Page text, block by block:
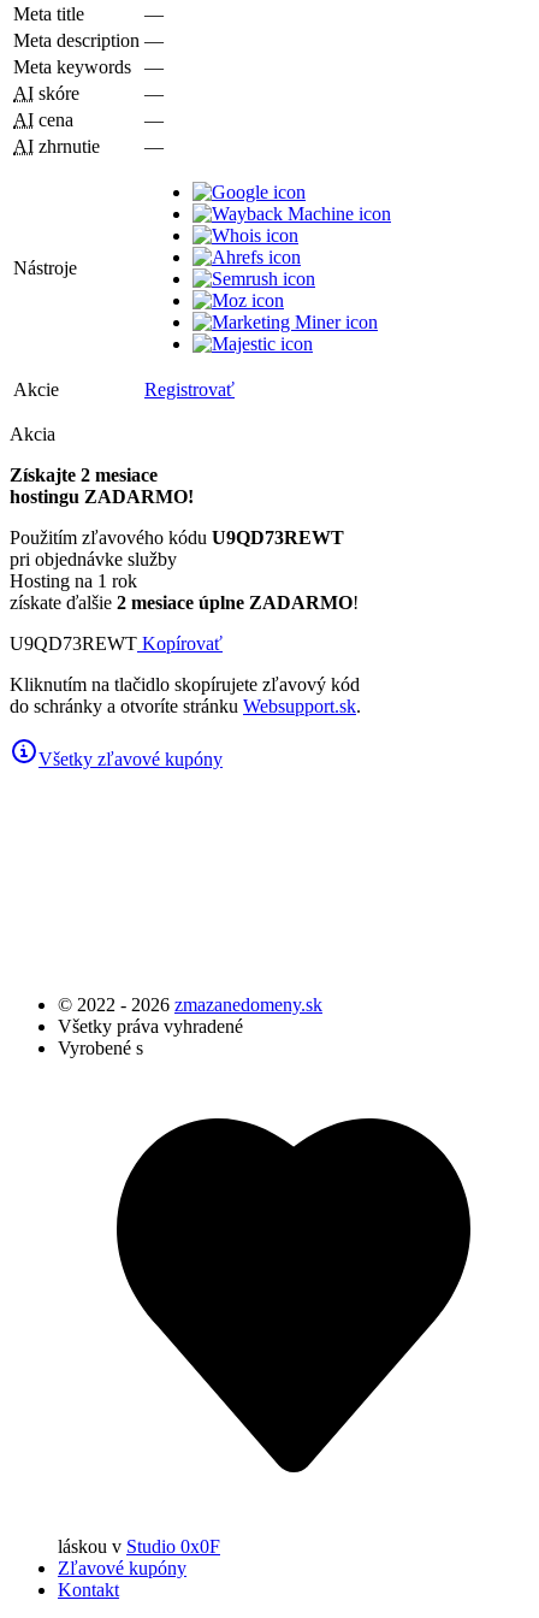
Meta title
—
Meta description —
Meta keywords
—
AI skóre
—
AI cena
—
AI zhrnutie —
Nástroje
Akcie Registrovať
Akcia
Získajte 2 mesiace
hostingu ZADARMO!
Použitím zľavového kódu U9QD73REWT
pri objednávke služby
Hosting na 1 rok
získate ďalšie 2 mesiace úplne ZADARMO!
U9QD73REWT Kopírovať
Kliknutím na tlačidlo skopírujete zľavový kód
do schránky a otvoríte stránku Websupport.sk.
Všetky zľavové kupóny
© 2022 - 2026 zmazanedomeny.sk
Všetky práva vyhradené
Vyrobené s
láskou v Studio 0x0F
Zľavové kupóny
Kontakt